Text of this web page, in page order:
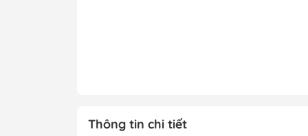
Thông tin chi tiết